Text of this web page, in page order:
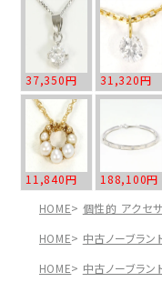
37,350円 31,320円
11,840円
188,100円
HOME
個性的 アクセ
HOME
中古ノーブラン
HOME
中古ノーブラン